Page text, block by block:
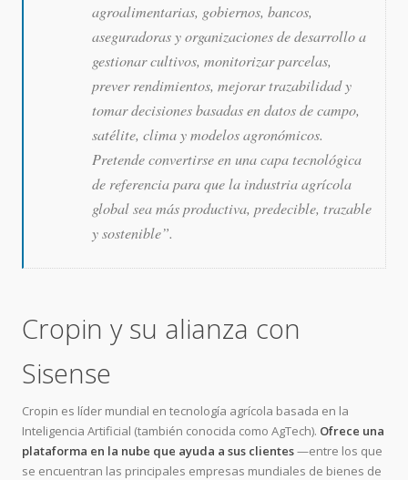
agroalimentarias, gobiernos, bancos,
aseguradoras y organizaciones de desarrollo a
gestionar cultivos, monitorizar parcelas,
prever rendimientos, mejorar trazabilidad y
tomar decisiones basadas en datos de campo,
satélite, clima y modelos agronómicos.
Pretende convertirse en una capa tecnológica
de referencia para que la industria agrícola
global sea más productiva, predecible, trazable
y sostenible”.
Cropin y su alianza con
Sisense
Cropin es líder mundial en tecnología agrícola basada en la
Inteligencia Artificial (también conocida como AgTech). Ofrece una
plataforma en la nube que ayuda a sus clientes—entre los que
se encuentran las principales empresas mundiales de bienes de